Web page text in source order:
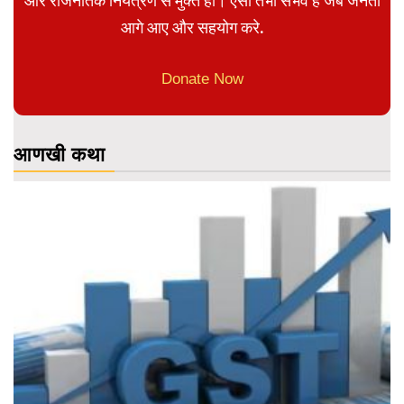
आगे आए और सहयोग करे.
Donate Now
आणखी कथा